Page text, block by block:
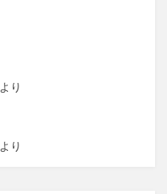
より
より